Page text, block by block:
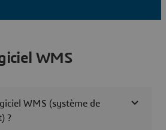
WMS
WMS (système de
?